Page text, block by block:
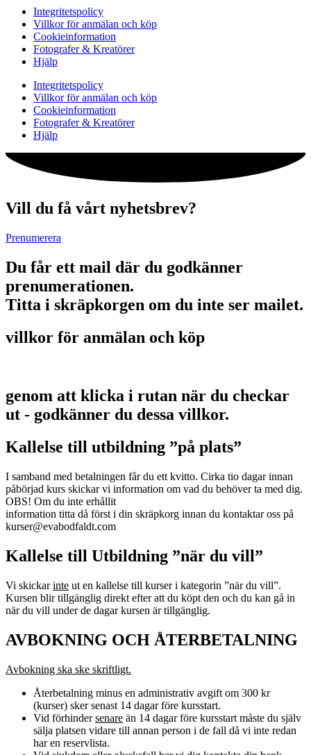
Integritetspolicy
Villkor för anmälan och köp
Cookieinformation
Fotografer & Kreatörer
Hjälp
Integritetspolicy
Villkor för anmälan och köp
Cookieinformation
Fotografer & Kreatörer
Hjälp
Vill du få vårt nyhetsbrev?
Prenumerera
Du får ett mail där du godkänner
prenumerationen.
Titta i skräpkorgen om du inte ser mailet.
villkor för anmälan och köp
genom att klicka i rutan när du checkar
ut - godkänner du dessa villkor.
Kallelse till utbildning ”på plats”
I samband med betalningen får du ett kvitto. Cirka tio dagar innan
påbörjad kurs skickar vi information om vad du behöver ta med dig.
OBS! Om du inte erhållit
information titta då först i din skräpkorg innan du kontaktar oss på
kurser@evabodfaldt.com
Kallelse till Utbildning ”när du vill”
Vi skickarinte ut en kallelse till kurser i kategorin ”när du vill”.
Kursen blir tillgänglig direkt efter att du köpt den och du kan gå in
när du vill under de dagar kursen är tillgänglig.
AVBOKNING OCH ÅTERBETALNING
Avbokning ska ske skriftligt.
Återbetalning minus en administrativ avgift om 300 kr
(kurser) sker senast 14 dagar före kursstart.
Vid förhindersenare än 14 dagar före kursstart måste du själv
sälja platsen vidare till annan person i de fall då vi inte redan
har en reservlista.